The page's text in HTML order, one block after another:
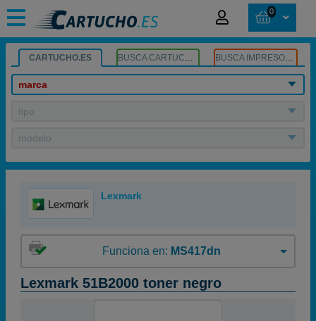
0
CARTUCHO.ES BUSCA CARTUCHOS BUSCA IMPRESORA
marca
tipo
modelo
Lexmark
Funciona en: MS417dn
Lexmark 51B2000 toner negro